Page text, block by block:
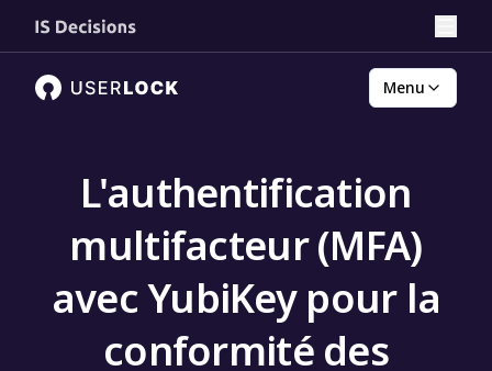
Menu
L'authentification
multifacteur (MFA)
avec YubiKey pour la
conformité des